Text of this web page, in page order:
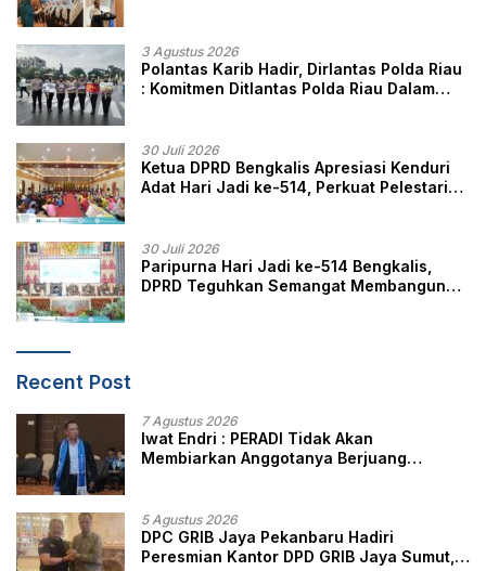
3 Agustus 2026
Polantas Karib Hadir, Dirlantas Polda Riau
: Komitmen Ditlantas Polda Riau Dalam
30 Juli 2026
Ketua DPRD Bengkalis Apresiasi Kenduri
Adat Hari Jadi ke-514, Perkuat Pelestarian
30 Juli 2026
Paripurna Hari Jadi ke-514 Bengkalis,
DPRD Teguhkan Semangat Membangun
Recent Post
7 Agustus 2026
Iwat Endri : PERADI Tidak Akan
Membiarkan Anggotanya Berjuang
5 Agustus 2026
DPC GRIB Jaya Pekanbaru Hadiri
Peresmian Kantor DPD GRIB Jaya Sumut,